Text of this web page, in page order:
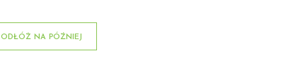
ODŁÓŻ NA PÓŹNIEJ